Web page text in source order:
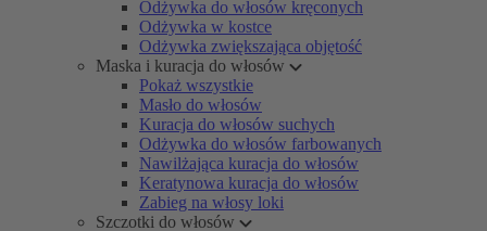
Odżywka do włosów kręconych
Odżywka w kostce
Odżywka zwiększająca objętość
Maska i kuracja do włosów
Pokaż wszystkie
Masło do włosów
Kuracja do włosów suchych
Odżywka do włosów farbowanych
Nawilżająca kuracja do włosów
Keratynowa kuracja do włosów
Zabieg na włosy loki
Szczotki do włosów